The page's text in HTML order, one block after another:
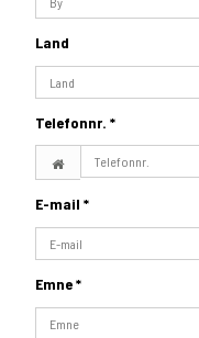
Land
Telefonnr. *
E-mail *
Emne*